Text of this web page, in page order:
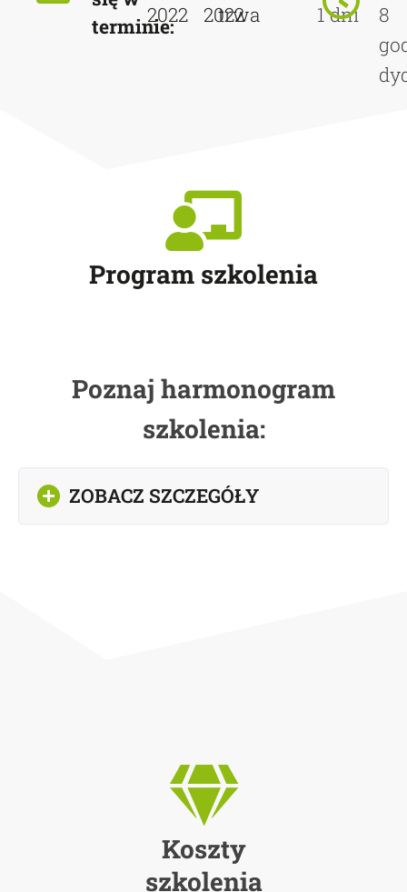
terminie:
2022
2022
trwa
1 dni
8
Program szkolenia
Poznaj harmonogram
szkolenia:
ZOBACZ SZCZEGÓŁY
Koszty
szkolenia